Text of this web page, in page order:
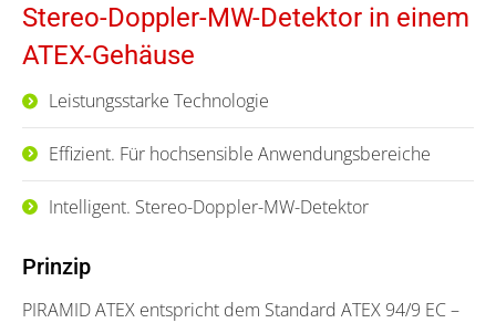
Stereo-Doppler-MW-Detektor in einem
ATEX-Gehäuse
Leistungsstarke Technologie
Effizient. Für hochsensible Anwendungsbereiche
Intelligent. Stereo-Doppler-MW-Detektor
Prinzip
PIRAMID ATEX entspricht dem Standard ATEX 94/9 EC –